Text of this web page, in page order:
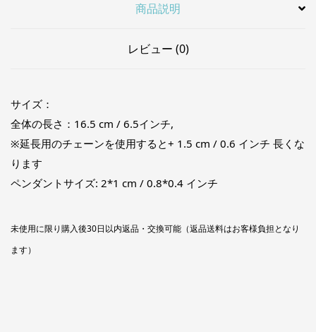
商品説明
レビュー (0)
サイズ：
全体の長さ：16.5 cm / 6.5インチ,
※延長用のチェーンを使用すると+ 1.5 cm / 0.6 インチ 長くな
ります
ペンダントサイズ: 2*1 cm / 0.8*0.4 インチ
未使用に限り購入後30日以内返品・交換可能（返品送料はお客様負担となり
ます）